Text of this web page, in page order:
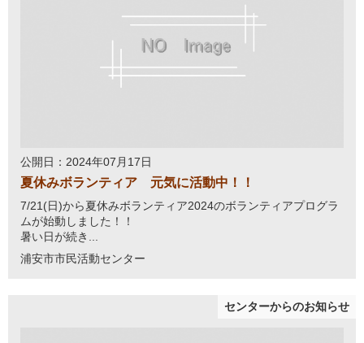
公開日：2024年07月17日
夏休みボランティア 元気に活動中！！
7/21(日)から夏休みボランティア2024のボランティアプログラ
ムが始動しました！！
暑い日が続き...
浦安市市民活動センター
センターからのお知らせ